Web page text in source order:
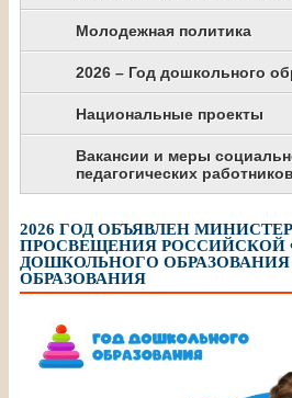
Молодежная политика
2026 – Год дошкольного
Национальные проекты
Вакансии и меры
педагогических работников
2026 ГОД ОБЪЯВЛЕН
ПРОСВЕЩЕНИЯ РОССИЙСКОЙ
ДОШКОЛЬНОГО
ОБРАЗОВАНИЯ